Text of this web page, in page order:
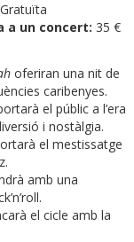
Gratuïta
a un concert: 35 €
oferiran una nit de
caribenyes.
el públic a l’era
i nostàlgia.
el mestissatge
amb una
el cicle amb la